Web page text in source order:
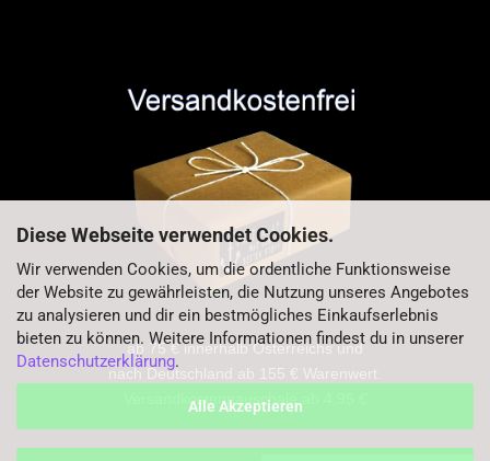
Diese Webseite verwendet Cookies.
Wir verwenden Cookies, um die ordentliche Funktionsweise
der Website zu gewährleisten, die Nutzung unseres Angebotes
zu analysieren und dir ein bestmögliches Einkaufserlebnis
bieten zu können. Weitere Informationen findest du in unserer
Datenschutzerklärung.
Alle Akzeptieren
ab 75 € innerhalb Österreichs und
nach Deutschland ab 155 € Warenwert.
Versandkostenpauschale ab 4,95 €